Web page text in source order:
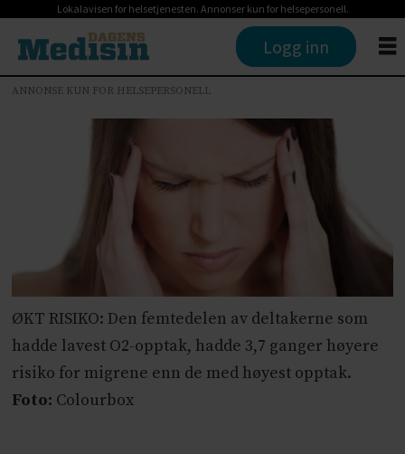
Lokalavisen for helsetjenesten. Annonser kun for helsepersonell.
Logg inn
ANNONSE KUN FOR HELSEPERSONELL
ØKT RISIKO: Den femtedelen av deltakerne som
hadde lavest O2-opptak, hadde 3,7 ganger høyere
risiko for migrene enn de med høyest opptak.
Foto: Colourbox